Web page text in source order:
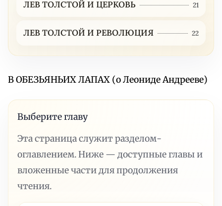
ЛЕВ ТОЛСТОЙ И ЦЕРКОВЬ 21
ЛЕВ ТОЛСТОЙ И РЕВОЛЮЦИЯ 22
В ОБЕЗЬЯНЬИХ ЛАПАХ (о Леониде Андрееве)
Выберите главу
Эта страница служит разделом-
оглавлением. Ниже — доступные главы и
вложенные части для продолжения
чтения.